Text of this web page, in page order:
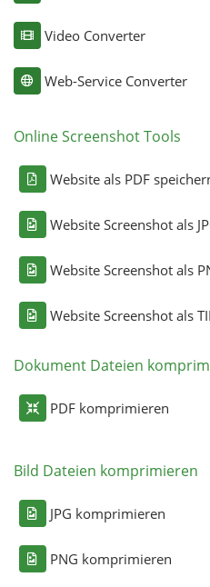
Video Converter
Web-Service Converter
Online Screenshot Tools
Website als PDF
Website Screenshot als
Website Screenshot als
Website Screenshot als
Dokument Dateien
PDF komprimieren
Bild Dateien komprimieren
JPG komprimieren
PNG komprimieren